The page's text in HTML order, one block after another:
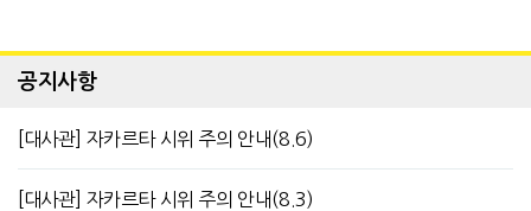
공지사항
[대사관] 자카르타 시위 주의 안내(8.6)
[대사관] 자카르타 시위 주의 안내(8.3)